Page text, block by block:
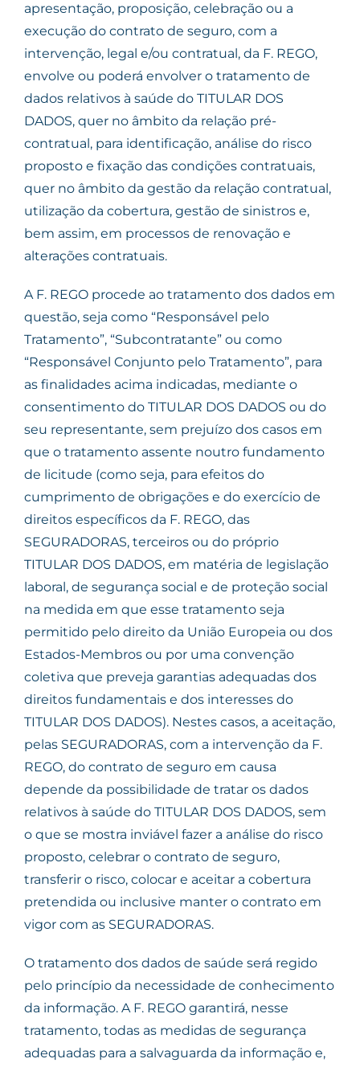
apresentação, proposição, celebração ou a
execução do contrato de seguro, com a
intervenção, legal e/ou contratual, da F. REGO,
envolve ou poderá envolver o tratamento de
dados relativos à saúde do TITULAR DOS
DADOS, quer no âmbito da relação pré-
contratual, para identificação, análise do risco
proposto e fixação das condições contratuais,
quer no âmbito da gestão da relação contratual,
utilização da cobertura, gestão de sinistros e,
bem assim, em processos de renovação e
alterações contratuais.
A F. REGO procede ao tratamento dos dados em
questão, seja como “Responsável pelo
Tratamento”, “Subcontratante” ou como
“Responsável Conjunto pelo Tratamento”, para
as finalidades acima indicadas, mediante o
consentimento do TITULAR DOS DADOS ou do
seu representante, sem prejuízo dos casos em
que o tratamento assente noutro fundamento
de licitude (como seja, para efeitos do
cumprimento de obrigações e do exercício de
direitos específicos da F. REGO, das
SEGURADORAS, terceiros ou do próprio
TITULAR DOS DADOS, em matéria de legislação
laboral, de segurança social e de proteção social
na medida em que esse tratamento seja
permitido pelo direito da União Europeia ou dos
Estados-Membros ou por uma convenção
coletiva que preveja garantias adequadas dos
direitos fundamentais e dos interesses do
TITULAR DOS DADOS). Nestes casos, a aceitação,
pelas SEGURADORAS, com a intervenção da F.
REGO, do contrato de seguro em causa
depende da possibilidade de tratar os dados
relativos à saúde do TITULAR DOS DADOS, sem
o que se mostra inviável fazer a análise do risco
proposto, celebrar o contrato de seguro,
transferir o risco, colocar e aceitar a cobertura
pretendida ou inclusive manter o contrato em
vigor com as SEGURADORAS.
O tratamento dos dados de saúde será regido
pelo princípio da necessidade de conhecimento
da informação. A F. REGO garantirá, nesse
tratamento, todas as medidas de segurança
adequadas para a salvaguarda da informação e,